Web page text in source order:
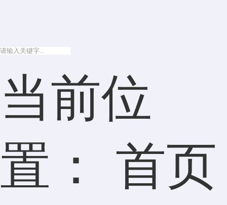
当前位
置： 首页